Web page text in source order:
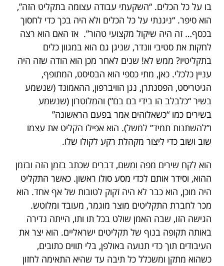
בו על כל הכלים. “השקעתי עבודה עצומה בתקליט הזה”,
הוא סיפר. “ניגנתי על כל הכלים ולא היה בכך כדי לחסוך
בכסף… זה היה שיקול מקצועי טהור”. אז האם הוא רצה
לחקות את סטיבי וונדר, שניגן גם הוא במגוון כלים
בתקליטיו? ממש לא! שנים לאחר מכן הוא הודה שזה היה
עניין כלכלי. כאן, מתי כספי הוא הבסיסט, המתופף,
הגיטריסט, הפסנתרן, נגן הוויברפון, ההאמונד (שנשמע
בשיר “כלבלב הו בידי בם בם”) והמלוטרון (שנשמע
בשירים כמו “כשאלוהים אמר בפעם הראשונה”
ו”להשתנות תמיד” למשל). הוא אפילו הקליט את עצמו
שוב ושוב כדי ליצור מקהלת רקע לקולו שלו.
הוא לקח שירים מפה ומשם, דברים שכתב בזמן הזה ובזמן
ההוא, וסידר אותם לכדי מסע סולו ראשון. כאשר התקליט
היה מוכן, הוא כבר לא היה זקוק לטובות של אף אחד. הוא
מכר לחברת התקליטים מוצר מוגמר, מעובד ומלוטש.
הגישה הזו, שבה האמן שולט בכל תו ותו, הייתה נדירה
באותה תקופה בנוף של תקליטים ישראליים. הוא יצר את
העיבודים תוך כדי תנועה באולפן, בלי תווים כתובים,
כשהוא מתקן ומשכלל כל תיבה עד שהיא התאימה לחזון